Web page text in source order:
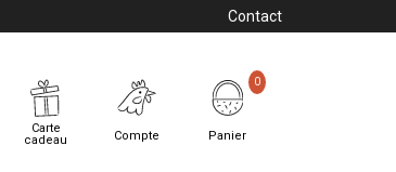
Contact
Carte
cadeau
Compte Panier
0